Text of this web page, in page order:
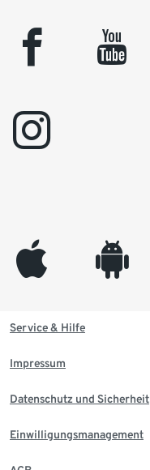
facebook youtube
instagram
appleinc android
Service & Hilfe
Impressum
Datenschutz und Sicherheit
Einwilligungsmanagement